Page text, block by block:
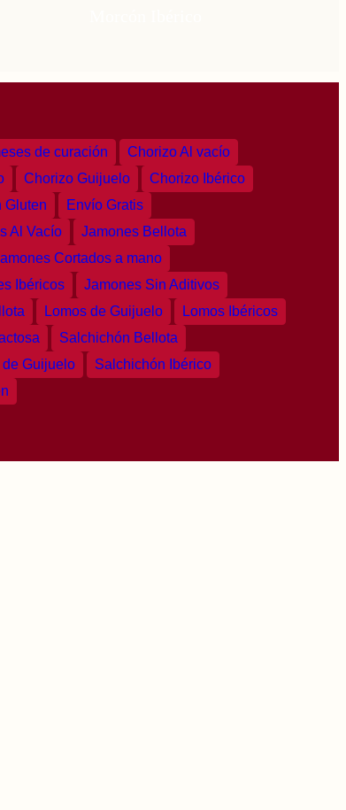
de curación
Chorizo Al vacío
Chorizo Guijuelo
Chorizo Ibérico
Gluten
Envío Gratis
Al Vacío
Jamones Bellota
Cortados a mano
Ibéricos
Jamones Sin Aditivos
Lomos de Guijuelo
Lomos Ibéricos
Salchichón Bellota
Guijuelo
Salchichón Ibérico